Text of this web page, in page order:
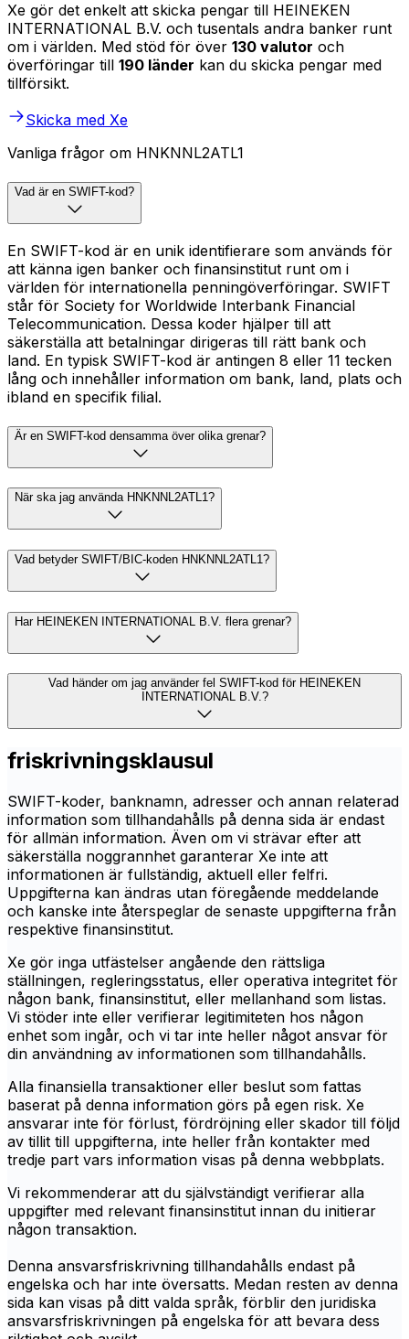
Xe gör det enkelt att skicka pengar till HEINEKEN
INTERNATIONAL B.V. och tusentals andra banker runt
om i världen. Med stöd för över 130 valutor och
överföringar till 190 länder kan du skicka pengar med
tillförsikt.
Skicka med Xe
Vanliga frågor om HNKNNL2ATL1
Vad är en SWIFT-kod?
En SWIFT-kod är en unik identifierare som används för
att känna igen banker och finansinstitut runt om i
världen för internationella penningöverföringar. SWIFT
står för Society for Worldwide Interbank Financial
Telecommunication. Dessa koder hjälper till att
säkerställa att betalningar dirigeras till rätt bank och
land. En typisk SWIFT-kod är antingen 8 eller 11 tecken
lång och innehåller information om bank, land, plats och
ibland en specifik filial.
Är en SWIFT-kod densamma över olika grenar?
När ska jag använda HNKNNL2ATL1?
Vad betyder SWIFT/BIC-koden HNKNNL2ATL1?
Har HEINEKEN INTERNATIONAL B.V. flera grenar?
Vad händer om jag använder fel SWIFT-kod för HEINEKEN
INTERNATIONAL B.V.?
friskrivningsklausul
SWIFT-koder, banknamn, adresser och annan relaterad
information som tillhandahålls på denna sida är endast
för allmän information. Även om vi strävar efter att
säkerställa noggrannhet garanterar Xe inte att
informationen är fullständig, aktuell eller felfri.
Uppgifterna kan ändras utan föregående meddelande
och kanske inte återspeglar de senaste uppgifterna från
respektive finansinstitut.
Xe gör inga utfästelser angående den rättsliga
ställningen, regleringsstatus, eller operativa integritet för
någon bank, finansinstitut, eller mellanhand som listas.
Vi stöder inte eller verifierar legitimiteten hos någon
enhet som ingår, och vi tar inte heller något ansvar för
din användning av informationen som tillhandahålls.
Alla finansiella transaktioner eller beslut som fattas
baserat på denna information görs på egen risk. Xe
ansvarar inte för förlust, fördröjning eller skador till följd
av tillit till uppgifterna, inte heller från kontakter med
tredje part vars information visas på denna webbplats.
Vi rekommenderar att du självständigt verifierar alla
uppgifter med relevant finansinstitut innan du initierar
någon transaktion.
Denna ansvarsfriskrivning tillhandahålls endast på
engelska och har inte översatts. Medan resten av denna
sida kan visas på ditt valda språk, förblir den juridiska
ansvarsfriskrivningen på engelska för att bevara dess